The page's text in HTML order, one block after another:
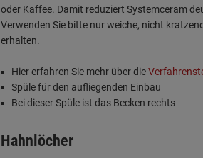
oder Kaffee. Damit reduziert Systemceram
Verwenden Sie bitte nur weiche, nicht
erhalten.
Hier erfahren Sie mehr über die
Spüle für den aufliegenden Einbau
Bei dieser Spüle ist das Becken rechts
Hahnlöcher